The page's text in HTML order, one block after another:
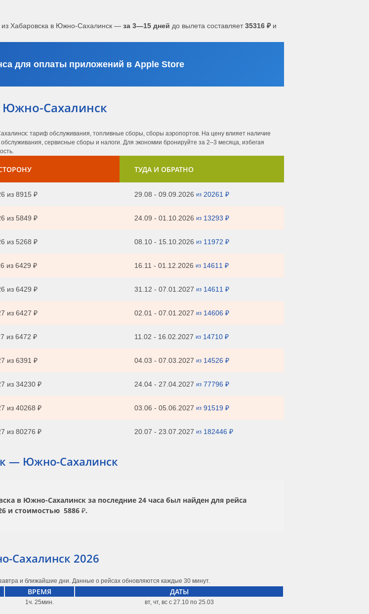
из Хабаровска в Южно-Сахалинск — за 3—15 дней до вылета составляет35316 ₽ и
для оплаты приложений в Apple Store
Сахалинск
тариф обслуживания, топливные сборы, сборы аэропортов. На цену влияет наличие
сервисные сборы и налоги. Для экономии бронируйте за 2–3 месяца, избегая
ТУДА И ОБРАТНО
из 8915 ₽ 29.08 - 09.09.2026 из 20261 ₽
из 5849 ₽ 24.09 - 01.10.2026 из 13293 ₽
из 5268 ₽ 08.10 - 15.10.2026 из 11972 ₽
из 6429 ₽ 16.11 - 01.12.2026 из 14611 ₽
из 6429 ₽ 31.12 - 07.01.2027 из 14611 ₽
из 6427 ₽ 02.01 - 07.01.2027 из 14606 ₽
из 6472 ₽ 11.02 - 16.02.2027 из 14710 ₽
из 6391 ₽ 04.03 - 07.03.2027 из 14526 ₽
из 34230 ₽ 24.04 - 27.04.2027 из 77796 ₽
из 40268 ₽ 03.06 - 05.06.2027 из 91519 ₽
из 80276 ₽ 20.07 - 23.07.2027 из 182446 ₽
— Южно-Сахалинск
в Южно-Сахалинск за последние 24 часа был найден для рейса
и стоимостью 5886 ₽.
Сахалинск 2026
и ближайшие дни. Данные о рейсах обновляются каждые 30 минут.
ВРЕМЯ ДАТЫ
1ч. 25мин. вт, чт, вс с 27.10 по 25.03